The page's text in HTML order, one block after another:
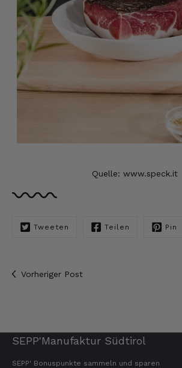
Quelle: www.speck.it
Tweeten Teilen Pin
Vorheriger Post
SEPP'Manufaktur Südtirol
SEPP' Bonuspunkte sammeln und sparen
Roland
Verifizierter Kunde
Hallo Ich konnte erst heute
abholen , bin sehr überrascht
weiter empfehlen Lg Roland
Die Abläufe sind super
eine sensationelle Qualität
Verifizierter Kunde
alles super geschmeckt